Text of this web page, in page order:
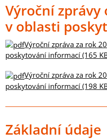
Výroční zprávy
v oblasti
Výroční zpráva za rok
poskytování informací (165
Výroční zpráva za rok
poskytování informací (198
Základní údaje